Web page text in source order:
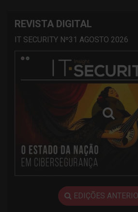
REVISTA DIGITAL
IT SECURITY Nº31 AGOSTO 2026
EDIÇÕES